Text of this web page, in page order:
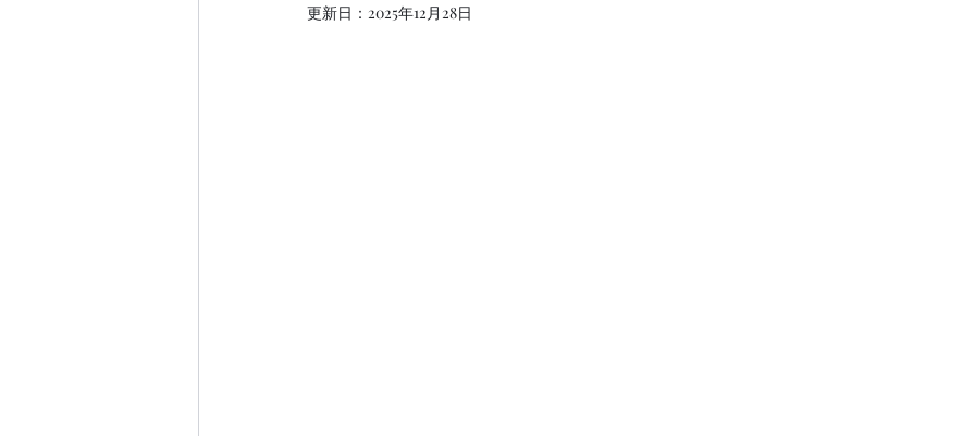
更新日： 2025年12月28日